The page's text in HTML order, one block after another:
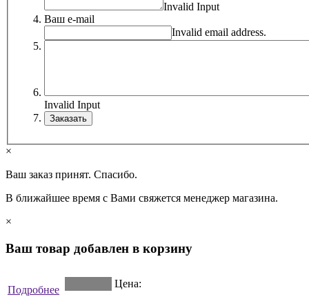
Invalid Input
Ваш e-mail
Invalid email address.
Invalid Input
×
Ваш заказ принят. Спасибо.
В ближайшее время с Вами свяжется менеджер магазина.
×
Ваш товар добавлен в корзину
Подробнее
Цена: